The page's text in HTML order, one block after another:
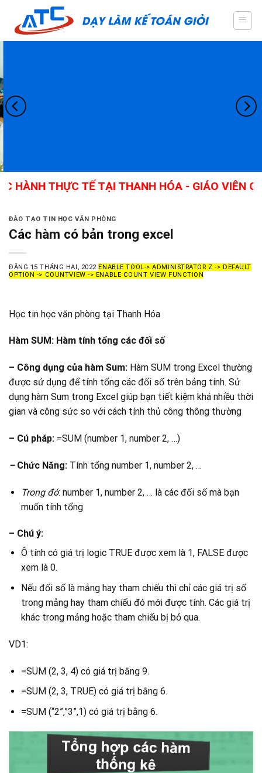
content
TẾ TẠI THANH HÓA - GIÁO VIÊN GIỎI,
ĐÀO TẠO TIN HỌC VĂN PHÒNG
Các hàm có bản trong excel
ĐĂNG 15 THÁNG HAI, 2022 ENABLE TOOL-> ADMINISTRATOR Z -> DEFAULT
OPTION -> COUNTVIEW -> ENABLE COUNT VIEW FUNCTION
Học tin học văn phòng tại Thanh Hóa
Hàm SUM: Hàm tính tổng các đối số
– Công dụng của hàm Sum: Hàm SUM trong Excel thường
được sử dụng để tính tổng các đối số trên bảng tính. Sử
dụng hàm Sum trong Excel giúp bạn tiết kiệm khá nhiều thời
gian và công sức so với cách tính thủ công thông thường
– Cú pháp: =SUM (number 1, number 2, …)
– Chức Năng: Tính tổng number 1, number 2, …
Trong đó: number 1, number 2, … là các đối số mà bạn
muốn tính tổng
– Chú ý:
Ô tính có giá trị logic TRUE được xem là 1, FALSE được
xem là 0.
Nếu đối số là mảng hay tham chiếu thì chỉ các giá trị số
trong mảng hay tham chiếu đó mới được tính. Các giá trị
khác trong mảng hoặc tham chiếu bị bỏ qua.
VD1:
=SUM (2, 3, 4) có giá trị bằng 9.
=SUM (2, 3, TRUE) có giá trị bằng 6.
=SUM (“2”,”3”,1) có giá trị bằng 6.